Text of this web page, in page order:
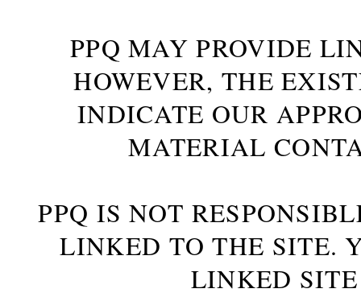
PPQ MAY PROVIDE
HOWEVER, THE
INDICATE OUR
MATERIAL
PPQ IS NOT
LINKED TO THE SITE.
LINKED